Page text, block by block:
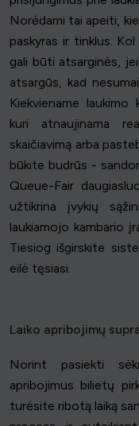
Norėdami tai apeiti,
paskyras ir tinklus.
gali būti atsarginės,
atsargūs, kad
Kiekviename
kuri atnaujinama
skaičiavimą arba
būkite budrūs -
Queue-Fair
užtikrina įvykių
laukiamojo kambario
Tiesiog išgirskite
eilė tęsiasi.
Laiko apribojimų
Norint pasiekti
apribojimus bilietų
turėsite ribotą laiką